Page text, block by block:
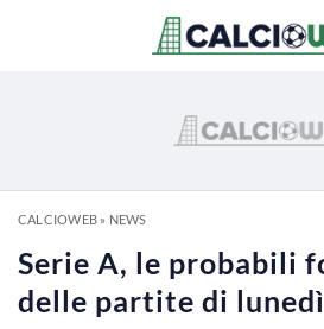
CALCIOWEB» NEWS
Serie A, le probabili
delle partite di lunedì